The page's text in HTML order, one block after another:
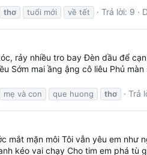
thơ tuổi mới về tết Trả lời: 9
rảy nhiều tro bay Đèn dầu để
Sớm mai ầng ậng cô liêu Phủ
mẹ và con que huong thơ Trả
mắt mặn môi Tôi vẫn yêu em như
kéo vai chạy Cho tim em phá tù